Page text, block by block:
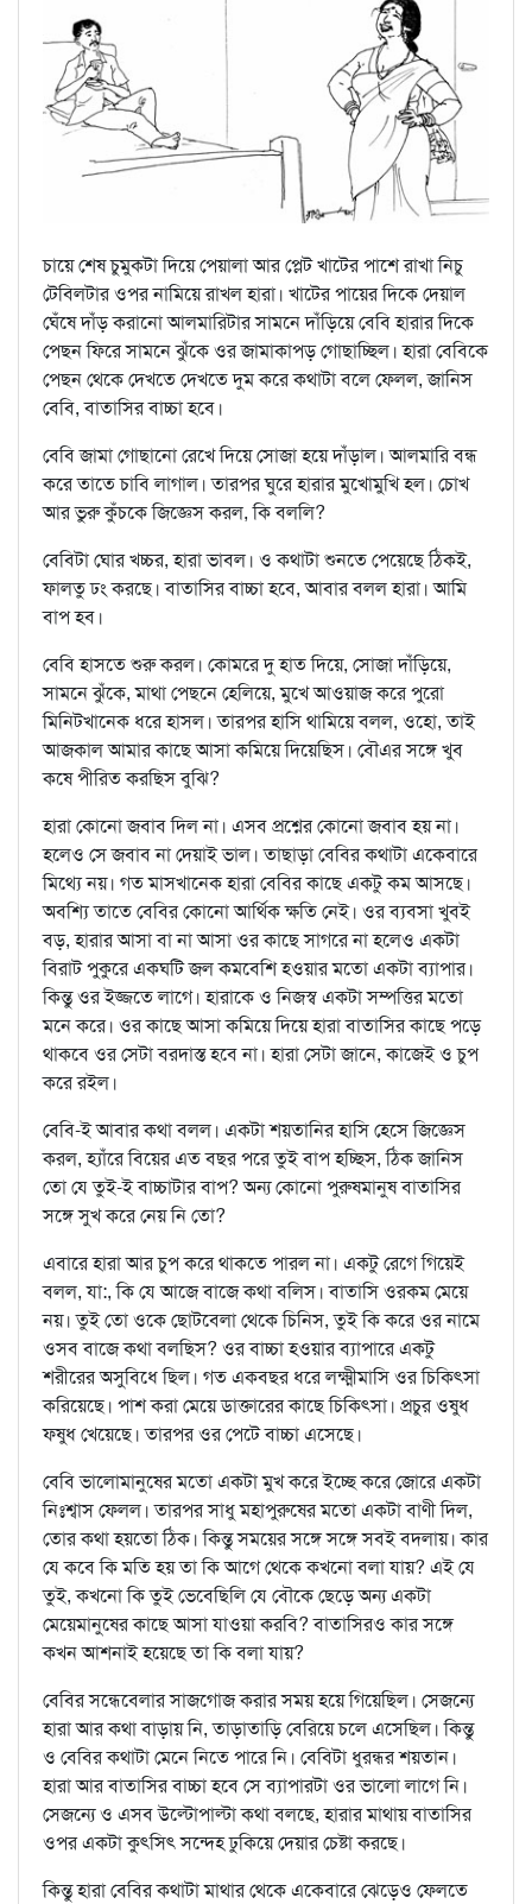
চায়ে শেষ চুমুকটা দিয়ে পেয়ালা আর প্লেট খাটের পাশে রাখা নিচু
টেবিলটার ওপর নামিয়ে রাখল হারা। খাটের পায়ের দিকে দেয়াল
ঘেঁষে দাঁড় করানো আলমারিটার সামনে দাঁড়িয়ে বেবি হারার দিকে
পেছন ফিরে সামনে ঝুঁকে ওর জামাকাপড় গোছাচ্ছিল। হারা বেবিকে
পেছন থেকে দেখতে দেখতে দুম করে কথাটা বলে ফেলল, জানিস
বেবি, বাতাসির বাচ্চা হবে।
বেবি জামা গোছানো রেখে দিয়ে সোজা হয়ে দাঁড়াল। আলমারি বন্ধ
করে তাতে চাবি লাগাল। তারপর ঘুরে হারার মুখোমুখি হল। চোখ
আর ভুরু কুঁচকে জিজ্ঞেস করল, কি বললি?
বেবিটা ঘোর খচ্চর, হারা ভাবল। ও কথাটা শুনতে পেয়েছে ঠিকই,
ফালতু ঢং করছে। বাতাসির বাচ্চা হবে, আবার বলল হারা। আমি
বাপ হব।
বেবি হাসতে শুরু করল। কোমরে দু হাত দিয়ে, সোজা দাঁড়িয়ে,
সামনে ঝুঁকে, মাথা পেছনে হেলিয়ে, মুখে আওয়াজ করে পুরো
মিনিটখানেক ধরে হাসল। তারপর হাসি থামিয়ে বলল, ওহো, তাই
আজকাল আমার কাছে আসা কমিয়ে দিয়েছিস। বৌএর সঙ্গে খুব
কষে পীরিত করছিস বুঝি?
হারা কোনো জবাব দিল না। এসব প্রশ্নের কোনো জবাব হয় না।
হলেও সে জবাব না দেয়াই ভাল। তাছাড়া বেবির কথাটা একেবারে
মিথ্যে নয়। গত মাসখানেক হারা বেবির কাছে একটু কম আসছে।
অবশ্যি তাতে বেবির কোনো আর্থিক ক্ষতি নেই। ওর ব্যবসা খুবই
বড়, হারার আসা বা না আসা ওর কাছে সাগরে না হলেও একটা
বিরাট পুকুরে একঘটি জল কমবেশি হওয়ার মতো একটা ব্যাপার।
কিন্তু ওর ইজ্জতে লাগে। হারাকে ও নিজস্ব একটা সম্পত্তির মতো
মনে করে। ওর কাছে আসা কমিয়ে দিয়ে হারা বাতাসির কাছে পড়ে
থাকবে ওর সেটা বরদাস্ত হবে না। হারা সেটা জানে, কাজেই ও চুপ
করে রইল।
বেবি-ই আবার কথা বলল। একটা শয়তানির হাসি হেসে জিজ্ঞেস
করল, হ্যাঁরে বিয়ের এত বছর পরে তুই বাপ হচ্ছিস, ঠিক জানিস
তো যে তুই-ই বাচ্চাটার বাপ? অন্য কোনো পুরুষমানুষ বাতাসির
সঙ্গে সুখ করে নেয় নি তো?
এবারে হারা আর চুপ করে থাকতে পারল না। একটু রেগে গিয়েই
বলল, যা:, কি যে আজে বাজে কথা বলিস। বাতাসি ওরকম মেয়ে
নয়। তুই তো ওকে ছোটবেলা থেকে চিনিস, তুই কি করে ওর নামে
ওসব বাজে কথা বলছিস? ওর বাচ্চা হওয়ার ব্যাপারে একটু
শরীরের অসুবিধে ছিল। গত একবছর ধরে লক্ষ্মীমাসি ওর চিকিৎসা
করিয়েছে। পাশ করা মেয়ে ডাক্তারের কাছে চিকিৎসা। প্রচুর ওষুধ
ফষুধ খেয়েছে। তারপর ওর পেটে বাচ্চা এসেছে।
বেবি ভালোমানুষের মতো একটা মুখ করে ইচ্ছে করে জোরে একটা
নিঃশ্বাস ফেলল। তারপর সাধু মহাপুরুষের মতো একটা বাণী দিল,
তোর কথা হয়তো ঠিক। কিন্তু সময়ের সঙ্গে সঙ্গে সবই বদলায়। কার
যে কবে কি মতি হয় তা কি আগে থেকে কখনো বলা যায়? এই যে
তুই, কখনো কি তুই ভেবেছিলি যে বৌকে ছেড়ে অন্য একটা
মেয়েমানুষের কাছে আসা যাওয়া করবি? বাতাসিরও কার সঙ্গে
কখন আশনাই হয়েছে তা কি বলা যায়?
বেবির সন্ধেবেলার সাজগোজ করার সময় হয়ে গিয়েছিল। সেজন্যে
হারা আর কথা বাড়ায় নি, তাড়াতাড়ি বেরিয়ে চলে এসেছিল। কিন্তু
ও বেবির কথাটা মেনে নিতে পারে নি। বেবিটা ধুরন্ধর শয়তান।
হারা আর বাতাসির বাচ্চা হবে সে ব্যাপারটা ওর ভালো লাগে নি।
সেজন্যে ও এসব উল্টোপাল্টা কথা বলছে, হারার মাথায় বাতাসির
ওপর একটা কুৎসিৎ সন্দেহ ঢুকিয়ে দেয়ার চেষ্টা করছে।
কিন্তু হারা বেবির কথাটা মাথার থেকে একেবারে ঝেড়েও ফেলতে